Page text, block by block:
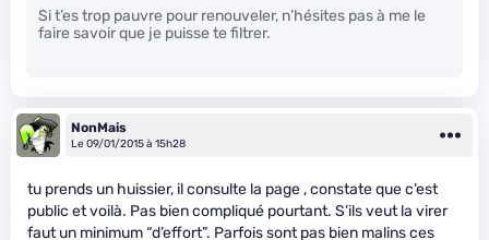
Si t’es trop pauvre pour renouveler, n’hésites pas à me le
faire savoir que je puisse te filtrer.
NonMais
Le 09/01/2015 à 15h28
tu prends un huissier, il consulte la page , constate que c’est
public et voilà. Pas bien compliqué pourtant. S’ils veut la virer
faut un minimum “d’effort”. Parfois sont pas bien malins ces